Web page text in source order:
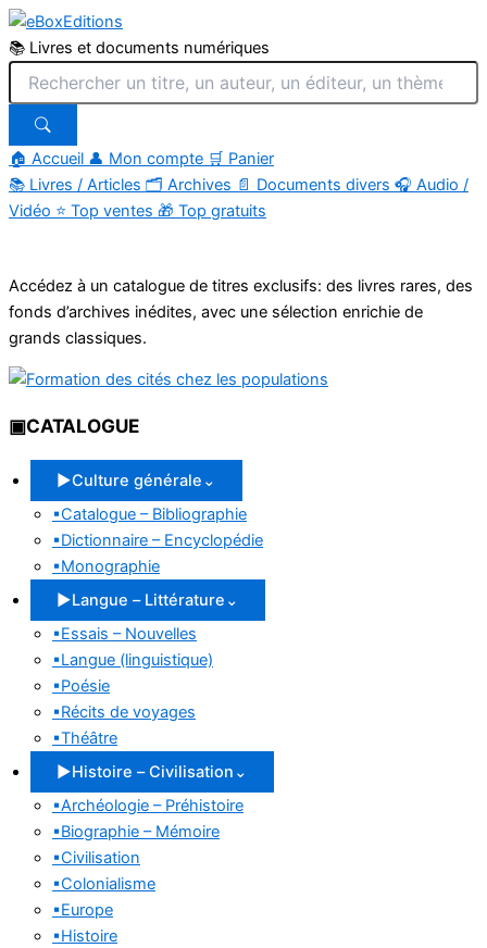
📚 Livres et documents numériques
🏠 Accueil 👤 Mon compte 🛒 Panier
📚 Livres / Articles 🗂 Archives 📄 Documents divers 🎧 Audio /
Vidéo ⭐ Top ventes 🎁 Top gratuits
contenu
Accédez à un catalogue de titres exclusifs: des livres rares, des
fonds d’archives inédites, avec une sélection enrichie de
grands classiques.
▣CATALOGUE
▶Culture générale ⌄
▪Catalogue – Bibliographie
▪Dictionnaire – Encyclopédie
▪Monographie
▶Langue – Littérature ⌄
▪Essais – Nouvelles
▪Langue (linguistique)
▪Poésie
▪Récits de voyages
▪Théâtre
▶Histoire – Civilisation ⌄
▪Archéologie – Préhistoire
▪Biographie – Mémoire
▪Civilisation
▪Colonialisme
▪Europe
▪Histoire